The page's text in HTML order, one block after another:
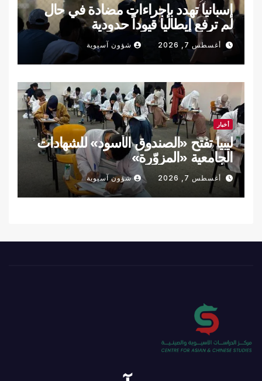
إسبانيا تهدد بإجراءات مضادة في حال
لم ترفع إيطاليا قيوداً حدودية
أغسطس 7, 2026 شؤون آسيوية
أخبار
ليبيا تفتح «الصندوق الأسود» للشهادات
الجامعية «المزوّرة»
أغسطس 7, 2026 شؤون آسيوية